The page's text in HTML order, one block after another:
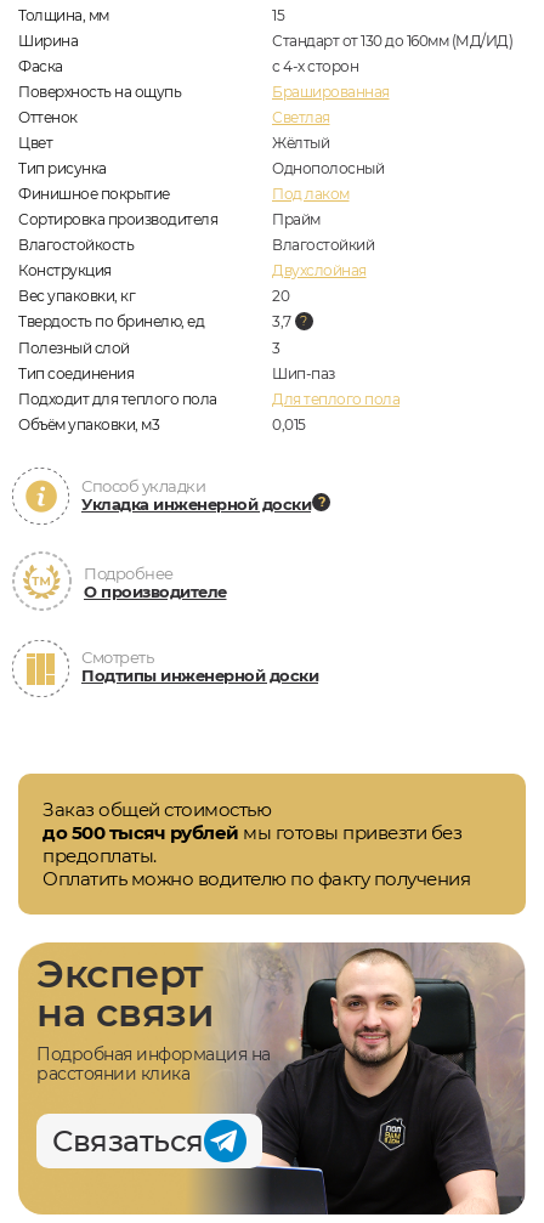
Толщина, мм
15
Ширина
Стандарт от 130 до 160мм (МД/ИД)
Фаска
с 4-х сторон
Поверхность на ощупь
Брашированная
Оттенок
Светлая
Цвет
Жёлтый
Тип рисунка
Однополосный
Финишное покрытие
Под лаком
Сортировка производителя
Прайм
Влагостойкость
Влагостойкий
Конструкция
Двухслойная
Вес упаковки, кг
20
Твердость по бринелю, ед
3,7
Полезный слой
3
Тип соединения
Шип-паз
Подходит для теплого пола
Для теплого пола
Объём упаковки, м3
0,015
Способ укладки
Укладка инженерной доски
Подробнее
О производителе
Смотреть
Подтипы инженерной доски
Заказ общей стоимостью
до 500 тысяч рублей мы готовы привезти без
предоплаты.
Оплатить можно водителю по факту получения
Эксперт
на связи
Подробная информация на
расстоянии клика
Связаться